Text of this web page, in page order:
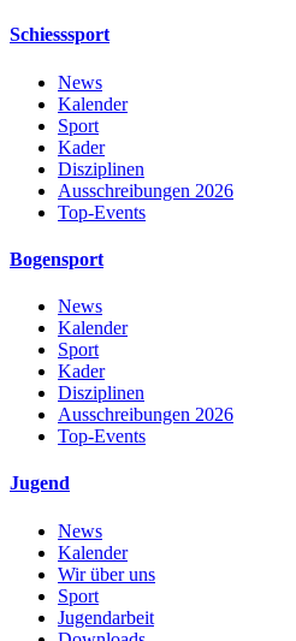
Schiesssport
News
Kalender
Sport
Kader
Disziplinen
Ausschreibungen 2026
Top-Events
Bogensport
News
Kalender
Sport
Kader
Disziplinen
Ausschreibungen 2026
Top-Events
Jugend
News
Kalender
Wir über uns
Sport
Jugendarbeit